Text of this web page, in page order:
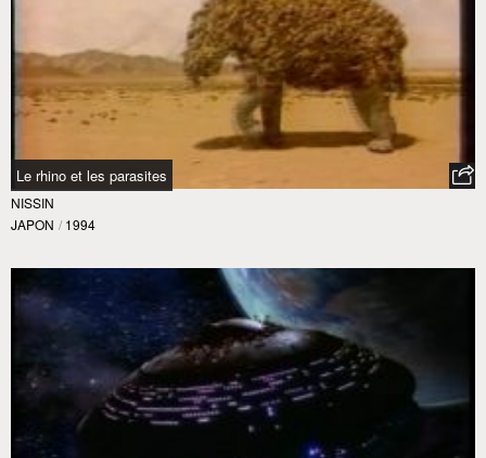
Le rhino et les parasites
NISSIN
JAPON / 1994